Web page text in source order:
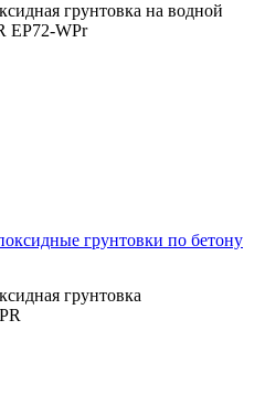
грунтовка на водной
EP72-WPr
грунтовки по бетону
грунтовка